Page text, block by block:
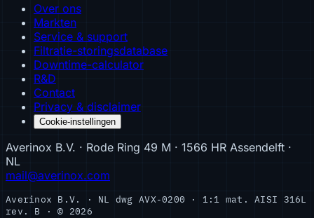
Over ons
Markten
Service & support
Filtratie-storingsdatabase
Downtime-calculator
R&D
Contact
Privacy & disclaimer
Cookie-instellingen
Averinox B.V. · Rode Ring 49 M · 1566 HR Assendelft ·
NL
mail@averinox.com
Averinox B.V. · NL dwg AVX-0200 · 1:1 mat. AISI 316L
rev. B · © 2026